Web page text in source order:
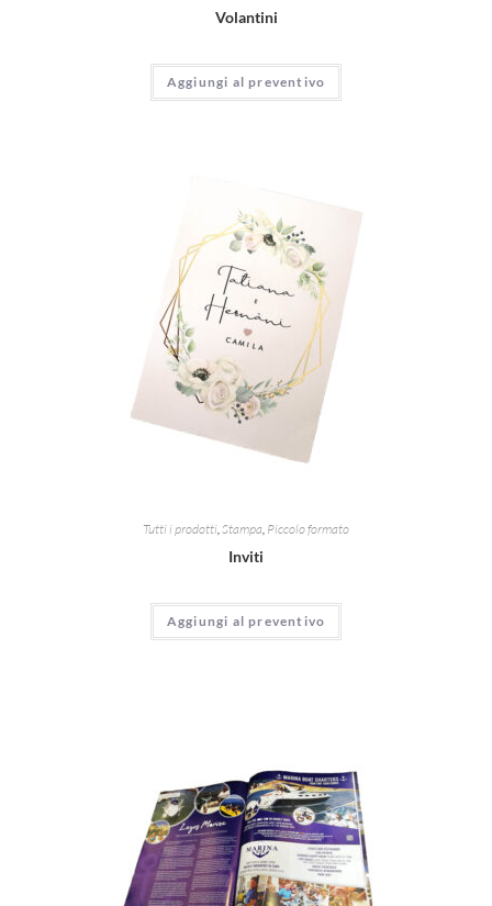
Volantini
Aggiungi al preventivo
Tutti i prodotti Stampa Piccolo formato
Inviti
Aggiungi al preventivo